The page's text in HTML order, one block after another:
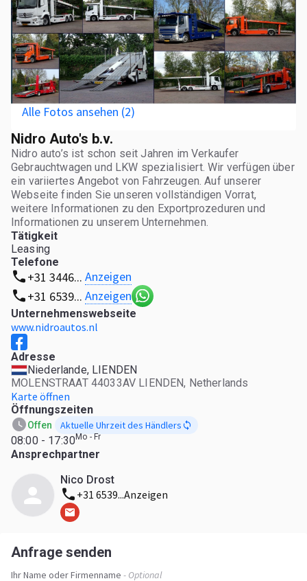
Nidro Auto's b.v.
Nidro auto’s ist schon seit Jahren im Verkaufer
Gebrauchtwagen und LKW spezialisiert. Wir verfügen über
ein variiertes Angebot von Fahrzeugen. Auf unserer
Webseite finden Sie unseren vollständigen Vorrat,
weitere Informationen zu den Exportprozeduren und
Informationen zu unserem Unternehmen.
Tätigkeit
Leasing
Telefone
+31 3446... Anzeigen
+31 6539... Anzeigen
Unternehmenswebseite
www.nidroautos.nl
Adresse
Niederlande, LIENDEN
MOLENSTRAAT 44033AV LIENDEN, Netherlands
Karte öffnen
Öffnungszeiten
Offen Aktuelle Uhrzeit des Händlers
08:00 - 17:30Mo - Fr
Ansprechpartner
Nico Drost
+31 6539...Anzeigen
Anfrage senden
Ihr Name oder Firmenname - Optional
Alle Fotos ansehen (2)